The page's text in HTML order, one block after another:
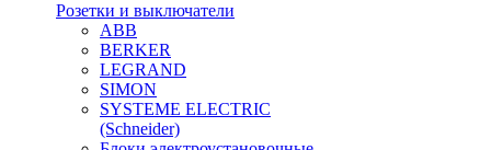
Розетки и выключатели
ABB
BERKER
LEGRAND
SIMON
SYSTEME ELECTRIC
(Schneider)